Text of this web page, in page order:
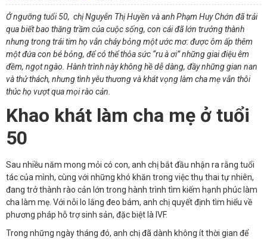
Ở ngưỡng tuổi 50, chịNguyễn Thị Huyền và anh Phạm Huy Chớn đã trải
qua biết bao thăng trầm của cuộc sống, con cái đã lớn trưởng thành
nhưng trong trái tim họ vẫn cháy bỏng một ước mơ: được ôm ấp thêm
một đứa con bé bỏng, để có thể thỏa sức “ru à ơi” những giai điệu êm
đềm, ngọt ngào. Hành trình này không hề dễ dàng, đầy những gian nan
và thử thách, nhưng tình yêu thương và khát vọng làm cha mẹ vẫn thôi
thúc họ vượt qua mọi rào cản.
Khao khát làm cha mẹ ở tuổi
50
Sau nhiều năm mong mỏi có con, anh chị bắt đầu nhận ra rằng tuổi
tác của mình, cùng với những khó khăn trong việc thụ thai tự nhiên,
đang trở thành rào cản lớn trong hành trình tìm kiếm hạnh phúc làm
cha làm mẹ. Với nỗi lo lắng đeo bám, anh chị quyết định tìm hiểu về
phương pháp hỗ trợ sinh sản, đặc biệt là IVF.
Trong những ngày tháng đó, anh chị đã dành không ít thời gian để